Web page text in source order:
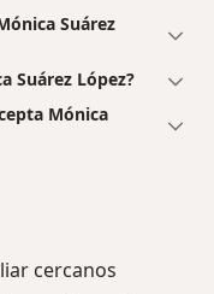
Suárez
Suárez López?
Mónica
cercanos